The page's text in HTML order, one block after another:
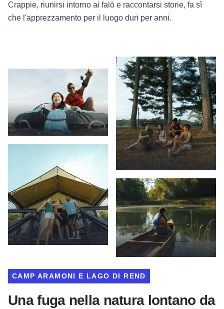
Crappie, riunirsi intorno ai falò e raccontarsi storie, fa sì
che l'apprezzamento per il luogo duri per anni.
Una fuga nella natura lontano da
CAMP ARAMONI E LAGO DI REND